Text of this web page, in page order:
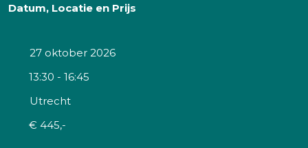
Datum, Locatie en Prijs
27 oktober 2026
13:30 - 16:45
Utrecht
€ 445,-